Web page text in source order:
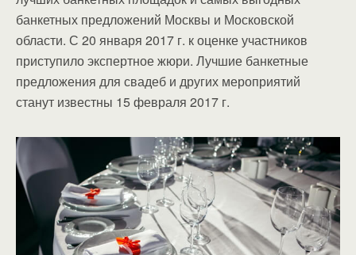
банкетных предложений Москвы и Московской
области. С 20 января 2017 г. к оценке участников
приступило экспертное жюри. Лучшие банкетные
предложения для свадеб и других мероприятий
станут известны 15 февраля 2017 г.